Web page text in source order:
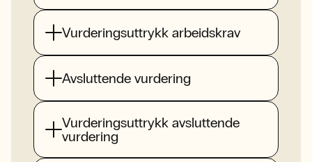
Vurderingsuttrykk arbeidskrav
Avsluttende vurdering
Vurderingsuttrykk avsluttende
vurdering